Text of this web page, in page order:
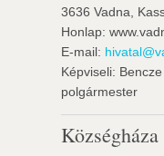
3636 Vadna,
Honlap:
E-mail:
Képviseli:
polgármester
Községháza